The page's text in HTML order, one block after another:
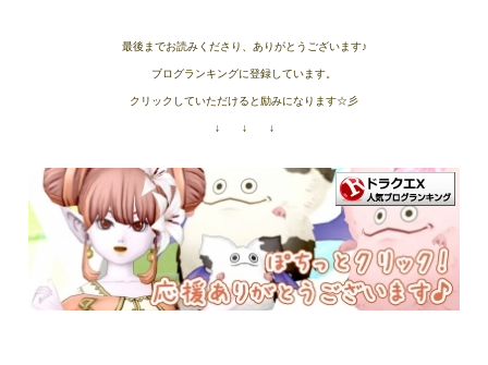
最後までお読みくださり、ありがとうございます♪
ブログランキングに登録しています。
クリックしていただけると励みになります☆彡
↓ ↓ ↓